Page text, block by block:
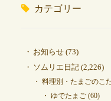
カテゴリー
お知らせ(73)
ソムリエ日記(2,226)
料理別・たまごのこ
ゆでたまご(60)